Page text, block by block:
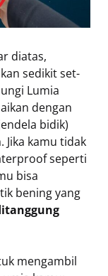
diatas,
sedikit set-
Lumia
dengan
bidik)
kamu tidak
seperti
bisa
bening yang
mengambil